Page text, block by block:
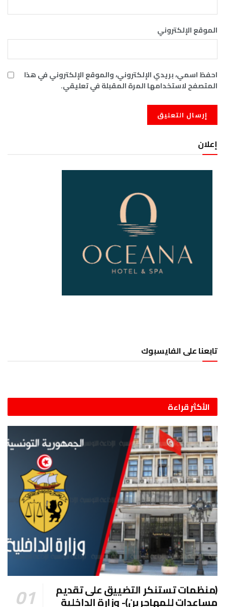
الموقع الإلكتروني
احفظ اسمي، بريدي الإلكتروني، والموقع الإلكتروني في هذا
المتصفح لاستخدامها المرة المقبلة في تعليقي.
إعلان
تابعنا على الفايسبوك
الأكثر قراءة
(منظمات تستنكر التضييق على تقديم
مساعدات للمهاجرين)- وزارة الداخلية